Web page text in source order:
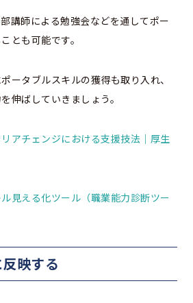
講師による勉強会などを通してポー
とも可能です。
ータブルスキルの獲得も取り入れ、
伸ばしていきましょう。
アチェンジにおける支援技法 ｜厚生
見える化ツール（職業能力診断ツー
映する